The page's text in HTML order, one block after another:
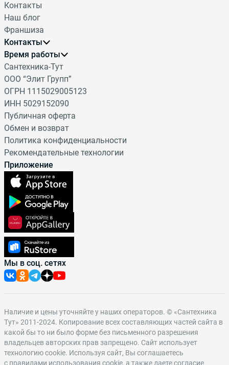
Контакты
Наш блог
Франшиза
Контакты
8 800 222-17-62
Бесплатные звонки по России
8 495 740-35-25
Многоканальный номер
Напишите нам
E-mail
info@santehnika-tut.ru
Для поставщиков и производителей:
koa@santehnika-tut.ru
Время работы
Контактный-центр:
Пн.-Вс.: с 09:00 до 20:00
Сантехника-Тут
ООО “Элит Групп”
ОГРН 1115029005123
ИНН 5029152090
Публичная оферта
Обмен и возврат
Политика конфиденциальности
Рекомендательные технологии
Приложение
Мы в соц. сетях
Наличие и цены уточняйте у наших операторов. © «Сантехника
Тут» 2011-2024. Копирование всех составляющих частей сайта в
какой бы то ни было форме без письменного разрешения
владельцев авторских прав запрещено. Сайт использует
технологию cookie. Используя сайт, Вы соглашаетесь
с правилами использования cookie, а также даете согласие